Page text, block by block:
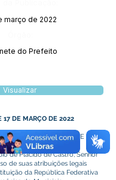
março de 2022
do Prefeito
Visualizar
17 DE MARÇO DE 2022
VICE PREFEITO, DESTE
PROVIDÊNCIAS.
de Plácido de Castro, Senhor
de suas atribuições legais
da República Federativa